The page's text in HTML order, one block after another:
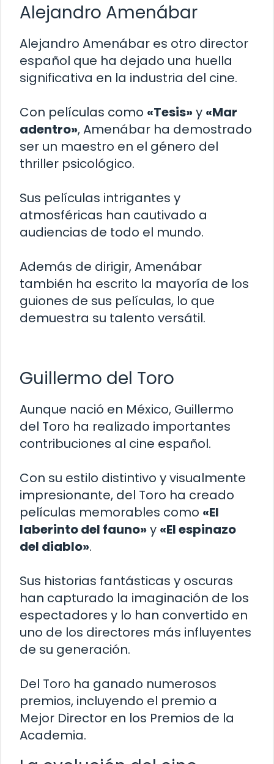
Alejandro Amenábar
Alejandro Amenábar es otro director
español que ha dejado una huella
significativa en la industria del cine.
Con películas como «Tesis»y «Mar
adentro», Amenábar ha demostrado
ser un maestro en el género del
thriller psicológico.
Sus películas intrigantes y
atmosféricas han cautivado a
audiencias de todo el mundo.
Además de dirigir, Amenábar
también ha escrito la mayoría de los
guiones de sus películas, lo que
demuestra su talento versátil.
Guillermo del Toro
Aunque nació en México, Guillermo
del Toro ha realizado importantes
contribuciones al cine español.
Con su estilo distintivo y visualmente
impresionante, del Toro ha creado
películas memorables como «El
laberinto del fauno»y «El espinazo
del diablo».
Sus historias fantásticas y oscuras
han capturado la imaginación de los
espectadores y lo han convertido en
uno de los directores más influyentes
de su generación.
Del Toro ha ganado numerosos
premios, incluyendo el premio a
Mejor Director en los Premios de la
Academia.